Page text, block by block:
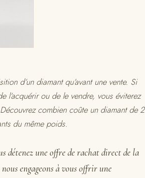
d’un diamant qu’avant une vente. Si
l’acquérir ou de le vendre, vous éviterez
combien coûte un diamant de 2
du même poids.
détenez une offre de rachat direct de la
engageons à vous offrir une